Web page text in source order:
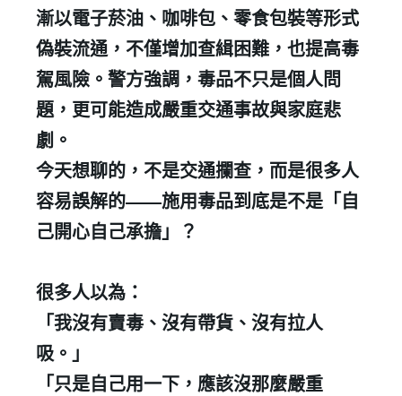
漸以電子菸油、咖啡包、零食包裝等形式
偽裝流通，不僅增加查緝困難，也提高毒
駕風險。警方強調，毒品不只是個人問
題，更可能造成嚴重交通事故與家庭悲
劇。
今天想聊的，不是交通攔查，而是很多人
容易誤解的——施用毒品到底是不是「自
己開心自己承擔」？
很多人以為：
「我沒有賣毒、沒有帶貨、沒有拉人
吸。」
「只是自己用一下，應該沒那麼嚴重